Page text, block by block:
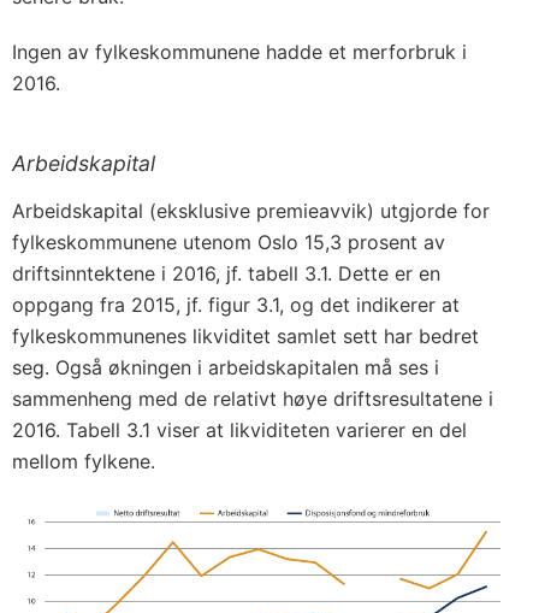
Ingen av fylkeskommunene hadde et merforbruk i
2016.
Arbeidskapital
Arbeidskapital (eksklusive premieavvik) utgjorde for
fylkeskommunene utenom Oslo 15,3 prosent av
driftsinntektene i 2016, jf. tabell 3.1. Dette er en
oppgang fra 2015, jf. figur 3.1, og det indikerer at
fylkeskommunenes likviditet samlet sett har bedret
seg. Også økningen i arbeidskapitalen må ses i
sammenheng med de relativt høye driftsresultatene i
2016. Tabell 3.1 viser at likviditeten varierer en del
mellom fylkene.